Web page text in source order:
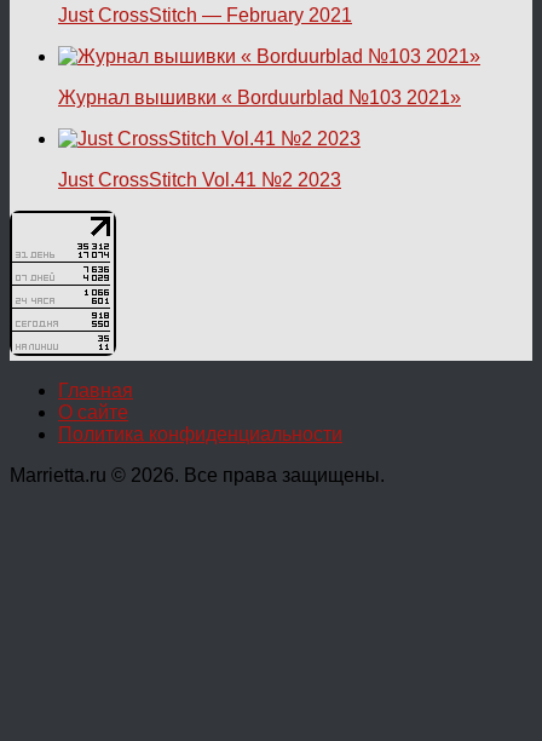
Just CrossStitch — February 2021
Журнал вышивки « Borduurblad №103 2021»
Just CrossStitch Vol.41 №2 2023
Главная
О сайте
Политика конфиденциальности
Marrietta.ru © 2026. Все права защищены.